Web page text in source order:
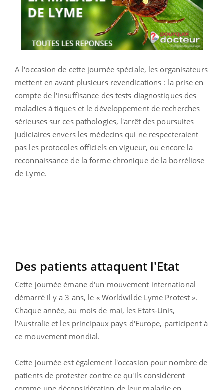
A l'occasion de cette journée spéciale, les organisateurs
mettent en avant plusieurs revendications : la prise en
compte de l'insuffisance des tests diagnostiques des
maladies à tiques et le développement de recherches
sérieuses sur ces pathologies, l'arrêt des poursuites
judiciaires envers les médecins qui ne respecteraient
pas les protocoles officiels en vigueur, ou encore la
reconnaissance de la forme chronique de la borréliose
de Lyme.
Des patients attaquent l'Etat
Cette journée émane d'un mouvement international
démarré il y a 3 ans, le « Worldwilde Lyme Protest ».
Chaque année, au mois de mai, les Etats-Unis,
l'Australie et les principaux pays d'Europe, participent à
ce mouvement mondial.
Cette journée est également l'occasion pour nombre de
patients de protester contre ce qu'ils considèrent
comme une déconsidération de leur maladie en